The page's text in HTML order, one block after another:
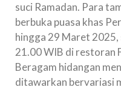
suci Ramadan. Para
berbuka puasa khas
hingga 29 Maret 2025,
21.00 WIB di restoran
Beragam hidangan
ditawarkan bervariasi